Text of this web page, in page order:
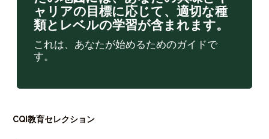
ャリアの目標に応じて、適切な種
類とレベルの学習が含まれます。
これは、あなたが始めるためのガイドで
す。
CQI教育セレクション